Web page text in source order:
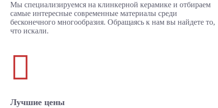
Мы специализируемся на клинкерной керамике и отбираем
самые интересные современные материалы среди
бесконечного многообразия. Обращаясь к нам вы найдете то,
что искали.

Лучшие цены